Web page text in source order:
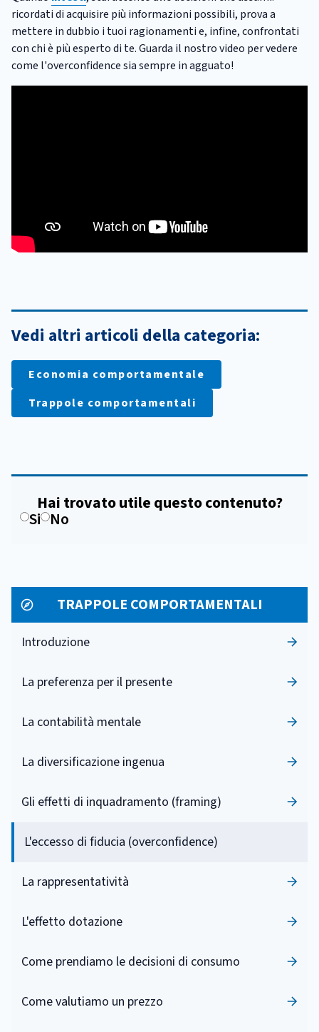
ricordati di acquisire più informazioni possibili, prova a
mettere in dubbio i tuoi ragionamenti e, infine, confrontati
con chi è più esperto di te. Guarda il nostro video per vedere
come l'overconfidence sia sempre in agguato!
Vedi altri articoli della categoria:
Economia comportamentale
Trappole comportamentali
Hai trovato utile questo contenuto?
Si No
TRAPPOLE COMPORTAMENTALI
Introduzione
La preferenza per il presente
La contabilità mentale
La diversificazione ingenua
Gli effetti di inquadramento (framing)
L'eccesso di fiducia (overconfidence)
La rappresentatività
L'effetto dotazione
Come prendiamo le decisioni di consumo
Come valutiamo un prezzo